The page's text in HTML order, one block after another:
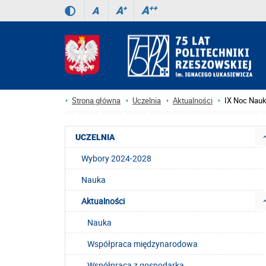
A A+ A++
Strona główna Uczelnia Aktualności IX Noc
UCZELNIA
Wybory 2024-2028
Nauka
Aktualności
Nauka
Współpraca międzynarodowa